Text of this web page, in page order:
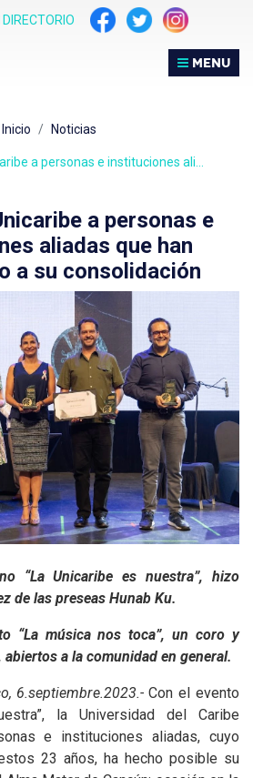
DIRECTORIO
MENU
Inicio Noticias
a personas e instituciones ali…
a personas e
aliadas que han
a su consolidación
“La Unicaribe es nuestra”, hizo
de las preseas Hunab Ku.
“La música nos toca”, un coro y
a la comunidad en general.
6.septiembre.2023.-Con el evento
la Universidad del Caribe
e instituciones aliadas, cuyo
23 años, ha hecho posible su